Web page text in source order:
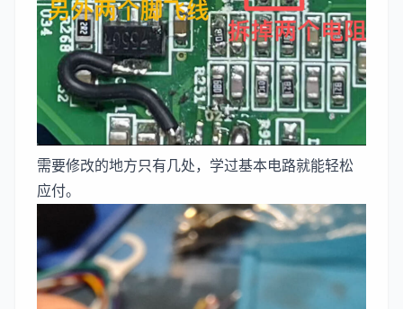
需要修改的地方只有几处，学过基本电路就能轻松
应付。